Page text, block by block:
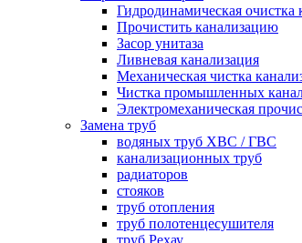
Гидродинамическая очистка
Прочистить канализацию
Засор унитаза
Ливневая канализация
Механическая чистка
Чистка промышленных
Электромеханическая
Замена труб
водяных труб ХВС / ГВС
канализационных труб
радиаторов
стояков
труб отопления
труб полотенцесушителя
труб Рехау